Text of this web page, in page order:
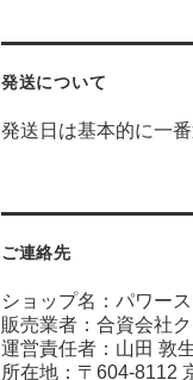
発送について
発送日は基本的に一
ご連絡先
ショップ名：パワー
販売業者：合資会社
運営責任者：山田 敦
所在地：〒604-8112